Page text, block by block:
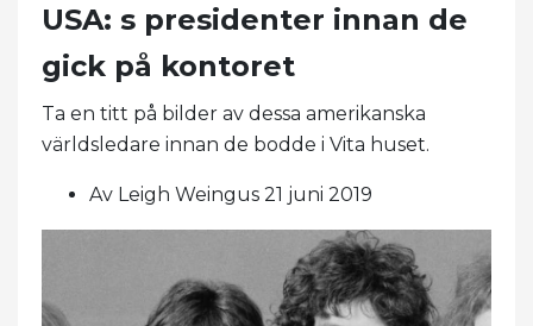
USA: s presidenter innan de
gick på kontoret
Ta en titt på bilder av dessa amerikanska
världsledare innan de bodde i Vita huset.
Av Leigh Weingus 21 juni 2019